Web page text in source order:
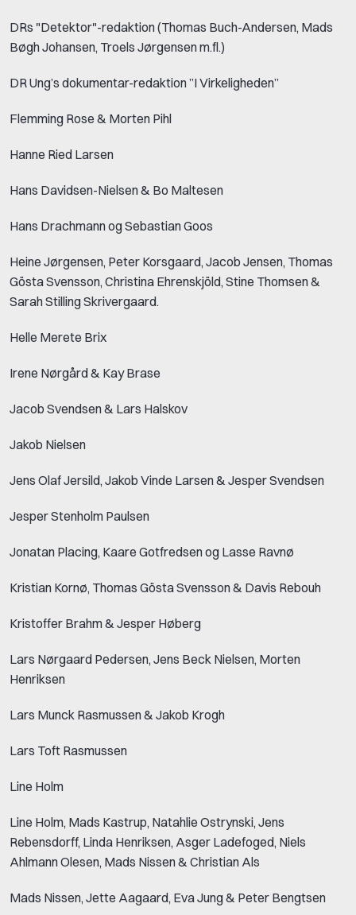
DRs "Detektor"-redaktion (Thomas Buch-Andersen, Mads
Bøgh Johansen, Troels Jørgensen m.fl.)
DR Ung’s dokumentar-redaktion ”I Virkeligheden”
Flemming Rose & Morten Pihl
Hanne Ried Larsen
Hans Davidsen-Nielsen & Bo Maltesen
Hans Drachmann og Sebastian Goos
Heine Jørgensen, Peter Korsgaard, Jacob Jensen, Thomas
Gösta Svensson, Christina Ehrenskjöld, Stine Thomsen &
Sarah Stilling Skrivergaard.
Helle Merete Brix
Irene Nørgård & Kay Brase
Jacob Svendsen & Lars Halskov
Jakob Nielsen
Jens Olaf Jersild, Jakob Vinde Larsen & Jesper Svendsen
Jesper Stenholm Paulsen
Jonatan Placing, Kaare Gotfredsen og Lasse Ravnø
Kristian Kornø, Thomas Gösta Svensson & Davis Rebouh
Kristoffer Brahm & Jesper Høberg
Lars Nørgaard Pedersen, Jens Beck Nielsen, Morten
Henriksen
Lars Munck Rasmussen & Jakob Krogh
Lars Toft Rasmussen
Line Holm
Line Holm, Mads Kastrup, Natahlie Ostrynski, Jens
Rebensdorff, Linda Henriksen, Asger Ladefoged, Niels
Ahlmann Olesen, Mads Nissen & Christian Als
Mads Nissen, Jette Aagaard, Eva Jung & Peter Bengtsen